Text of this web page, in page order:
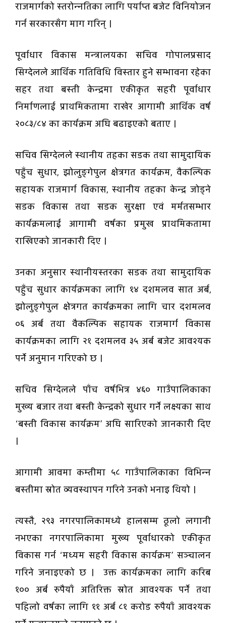
राजमार्गको स्तरोन्नतिका लागि पर्याप्त बजेट विनियोजन
गर्न सरकारसँग माग गरिन् ।
पूर्वाधार विकास मन्त्रालयका सचिव गोपालप्रसाद
सिग्देलले आर्थिक गतिविधि विस्तार हुने सम्भावना रहेका
सहर तथा बस्ती केन्द्रमा एकीकृत सहरी पूर्वाधार
निर्माणलाई प्राथमिकतामा राखेर आगामी आर्थिक वर्ष
२०८३/८४ का कार्यक्रम अघि बढाइएको बताए ।
सचिव सिग्देलले स्थानीय तहका सडक तथा सामुदायिक
पहुँच सुधार, झोलुङ्गेपुल क्षेत्रगत कार्यक्रम, वैकल्पिक
सहायक राजमार्ग विकास, स्थानीय तहका केन्द्र जोड्ने
सडक विकास तथा सडक सुरक्षा एवं मर्मतसम्भार
कार्यक्रमलाई आगामी वर्षका प्रमुख प्राथमिकतामा
राखिएको जानकारी दिए ।
उनका अनुसार स्थानीयस्तरका सडक तथा सामुदायिक
पहुँच सुधार कार्यक्रमका लागि १४ दशमलव सात अर्ब,
झोलुङ्गेपुल क्षेत्रगत कार्यक्रमका लागि चार दशमलव
०६ अर्ब तथा वैकल्पिक सहायक राजमार्ग विकास
कार्यक्रमका लागि २१ दशमलव ३५ अर्ब बजेट आवश्यक
पर्ने अनुमान गरिएको छ ।
सचिव सिग्देलले पाँच वर्षभित्र ४६० गाउँपालिकाका
मुख्य बजार तथा बस्ती केन्द्रको सुधार गर्ने लक्ष्यका साथ
‘बस्ती विकास कार्यक्रम’ अघि सारिएको जानकारी दिए
।
आगामी आवमा कम्तीमा ५८ गाउँपालिकाका विभिन्न
बस्तीमा स्रोत व्यवस्थापन गरिने उनको भनाइ थियो ।
त्यस्तै, २९३ नगरपालिकामध्ये हालसम्म ठूलो लगानी
नभएका नगरपालिकामा मुख्य पूर्वाधारको एकीकृत
विकास गर्न ‘मध्यम सहरी विकास कार्यक्रम’ सञ्चालन
गरिने जनाइएको छ । उक्त कार्यक्रमका लागि करिब
१०० अर्ब रुपैयाँ अतिरिक्त स्रोत आवश्यक पर्ने तथा
पहिलो वर्षका लागि ११ अर्ब ८१ करोड रुपैयाँ आवश्यक